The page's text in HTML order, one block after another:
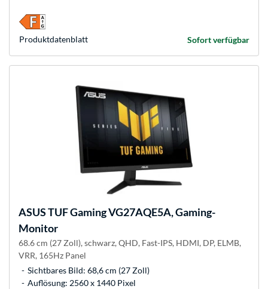
Sofort verfügbar
Produkt­datenblatt
ASUSTUF Gaming VG27AQE5A, Gaming-
Monitor
68.6 cm (27 Zoll), schwarz, QHD, Fast-IPS, HDMI, DP, ELMB,
VRR, 165Hz Panel
Sichtbares Bild: 68,6 cm (27 Zoll)
Auflösung: 2560 x 1440 Pixel